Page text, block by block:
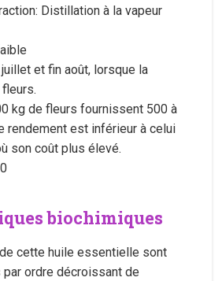
Distillation à la vapeur
juillet et fin août, lorsque la
kg de fleurs fournissent 500 à
rendement est inférieur à celui
son coût plus élevé.
biochimiques
cette huile essentielle sont
ordre décroissant de